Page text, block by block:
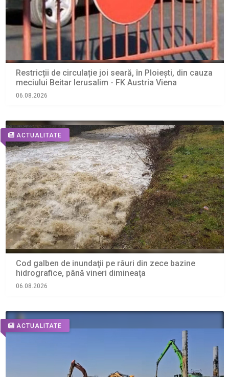
Restricții de circulație joi seară, în Ploiești, din cauza
meciului Beitar Ierusalim - FK Austria Viena
06.08.2026
ACTUALITATE
Cod galben de inundaţii pe râuri din zece bazine
hidrografice, până vineri dimineaţa
06.08.2026
ACTUALITATE